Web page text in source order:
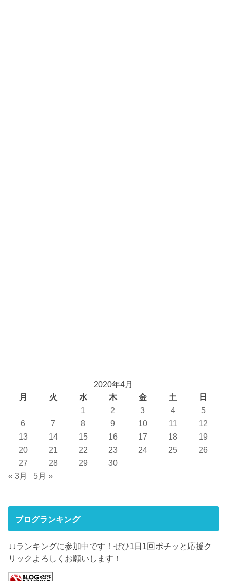
2020年4月
月
火 水 木 金 土
日
1
2 3 4
5
6
7 8 9 10 11
12
13
14 15 16 17 18
19
20
21 22 23 24 25
26
27
28 29
30
« 3月
5月 »
ブログランキング
↓↓ランキングに参加中です！ぜひ1日1回ポチッと応援ク
リックよろしくお願いします！